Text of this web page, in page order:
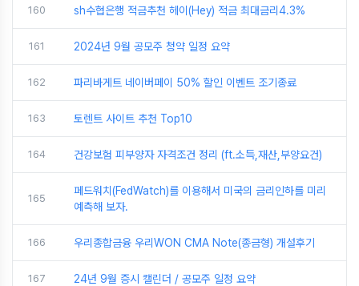
160 sh수협은행 적금추천 헤이(Hey) 적금 최대금리4.3%
161 2024년 9월 공모주 청약 일정 요약
162 파리바게트 네이버페이 50% 할인 이벤트 조기종료
163 토렌트 사이트 추천 Top10
164 건강보험 피부양자 자격조건 정리 (ft.소득,재산,부양요건)
165
페드워치(FedWatch)를 이용해서 미국의 금리인하를 미리
예측해 보자.
166 우리종합금융 우리WON CMA Note(종금형) 개설후기
167 24년 9월 증시 캘린더 / 공모주 일정 요약